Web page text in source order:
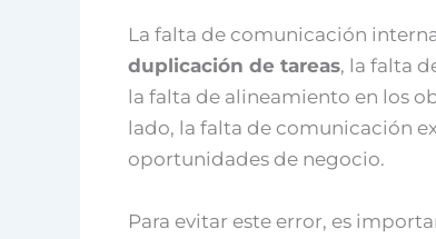
La falta de comunicación
duplicación de tareas, la falta
la falta de alineamiento en los
lado, la falta de comunicación
oportunidades de negocio.
Para evitar este error, es